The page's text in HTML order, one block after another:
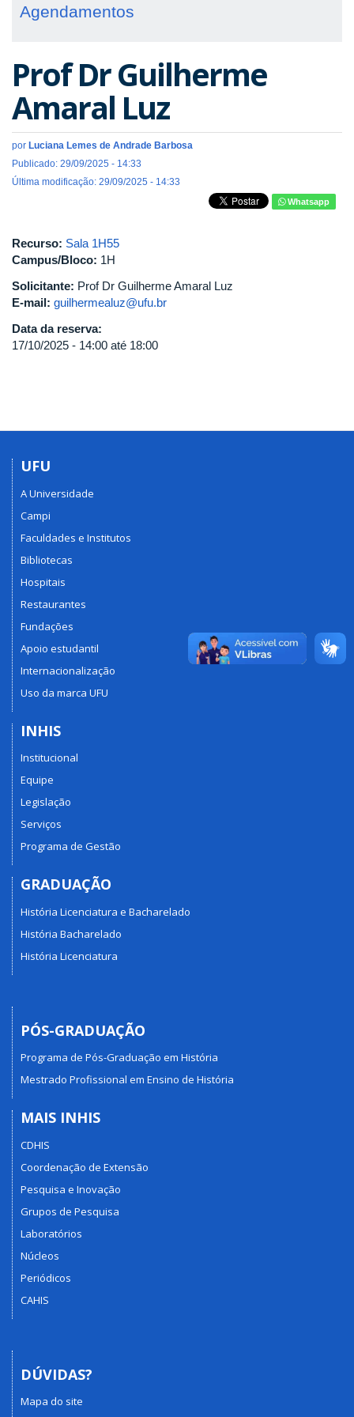
Agendamentos
Prof Dr Guilherme
Amaral Luz
por Luciana Lemes de Andrade Barbosa
Publicado: 29/09/2025 - 14:33
Última modificação: 29/09/2025 - 14:33
Whatsapp
Recurso: Sala 1H55
Campus/Bloco: 1H
Solicitante: Prof Dr Guilherme Amaral Luz
E-mail: guilhermealuz@ufu.br
Data da reserva:
17/10/2025 - 14:00 até 18:00
UFU
A Universidade
Campi
Faculdades e Institutos
Bibliotecas
Hospitais
Restaurantes
Fundações
Apoio estudantil
Internacionalização
Uso da marca UFU
INHIS
Institucional
Equipe
Legislação
Serviços
Programa de Gestão
GRADUAÇÃO
História Licenciatura e Bacharelado
História Bacharelado
História Licenciatura
PÓS-GRADUAÇÃO
Programa de Pós-Graduação em História
Mestrado Profissional em Ensino de História
MAIS INHIS
CDHIS
Coordenação de Extensão
Pesquisa e Inovação
Grupos de Pesquisa
Laboratórios
Núcleos
Periódicos
CAHIS
DÚVIDAS?
Mapa do site